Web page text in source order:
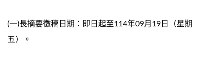
(一)長摘要徵稿日期：即日起至114年09月19日（星期
五）。